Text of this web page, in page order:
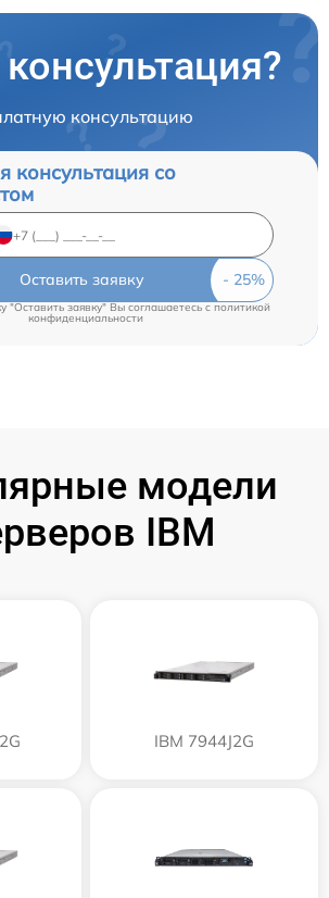
консультацию
консультация со
Оставить заявку
"Оставить заявку" Вы соглашаетесь c политикой
конфиденциальности
модели
IBM
IBM 7944J2G